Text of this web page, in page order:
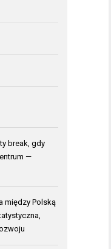
break, gdy
—
między Polską